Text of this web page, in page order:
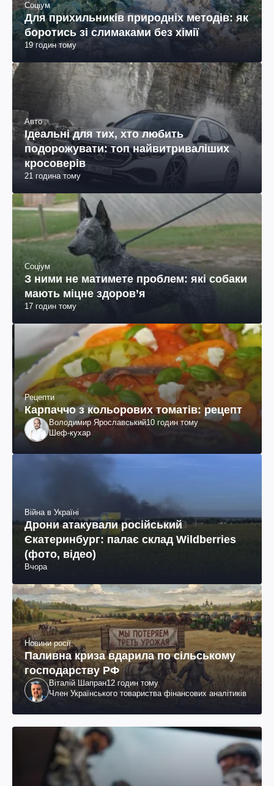
Соціум
Для прихильників природніх методів: як
боротись зі слимаками без хімії
19 годин тому
Авто
Ідеальні для тих, хто любить
подорожувати: топ найвитриваліших
кросоверів
21 година тому
Соціум
З ними не матимете проблем: які собаки
мають міцне здоров’я
17 годин тому
Рецепти
Карпаччо з кольорових томатів: рецепт
Володимир Ярославський10 годин тому
Шеф-кухар
Війна в Україні
Дрони атакували російський
Єкатеринбург: палає склад Wildberries
(фото, відео)
Вчора
Новини росії
Паливна криза вдарила по сільському
господарству РФ
Віталій Шапран12 годин тому
Член Українського товариства фінансових аналітиків